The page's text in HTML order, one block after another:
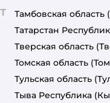
Т Тамбовская область
Татарстан
Тверская область
Томская область
Тульская область
Тыва Республика